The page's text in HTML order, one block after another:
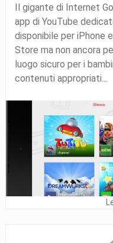
Il gigante di Internet
app di YouTube
disponibile per iPhone
Store ma non ancora
luogo sicuro per i
contenuti appropriati...